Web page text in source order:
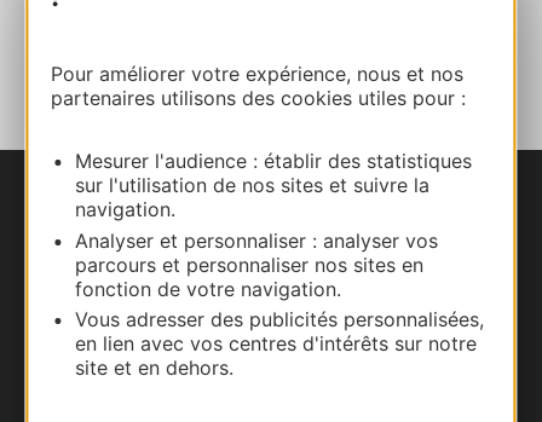
Pour améliorer votre expérience, nous et nos
partenaires utilisons des cookies utiles pour :
Mesurer l'audience : établir des statistiques
sur l'utilisation de nos sites et suivre la
navigation.
Analyser et personnaliser : analyser vos
parcours et personnaliser nos sites en
fonction de votre navigation.
Vous adresser des publicités personnalisées,
en lien avec vos centres d'intérêts sur notre
site et en dehors.
Nous contacter
Carte interactive
Documentation